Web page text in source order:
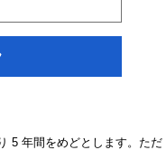
5 年間をめどとします。ただ